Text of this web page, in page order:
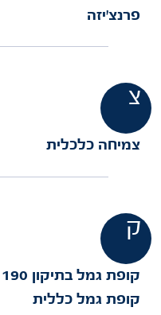
פרנצ'יזה
צ
צמיחה כלכלית
ק
קופת גמל בתיקון 190
קופת גמל כללית